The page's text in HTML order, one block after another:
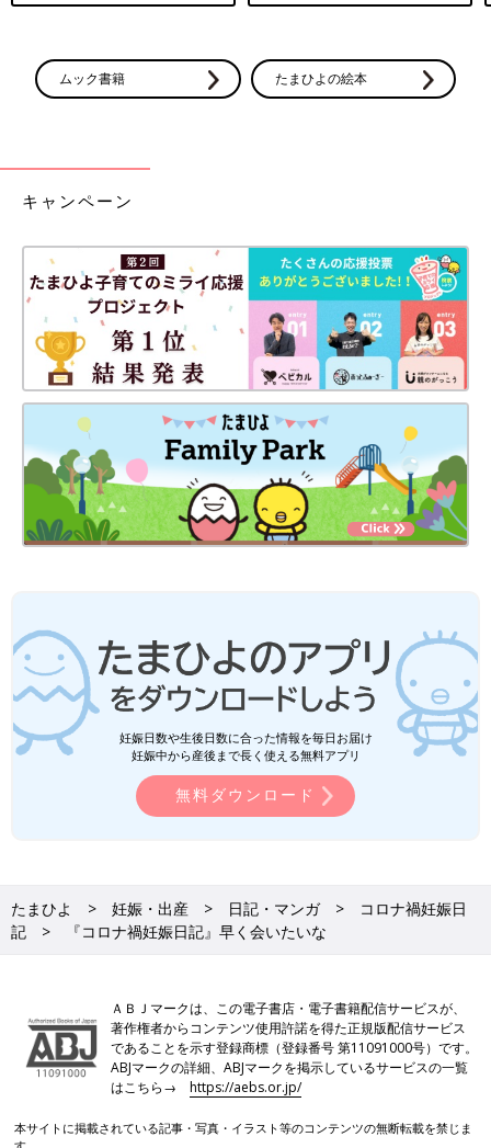
ムック書籍 たまひよの絵本
キャンペーン
妊娠日数や生後日数に合った情報を毎日お届け
妊娠中から産後まで長く使える無料アプリ
無料ダウンロード
たまひよ 妊娠・出産 日記・マンガ
コロナ禍妊娠日
記
『コロナ禍妊娠日記』早く会いたいな
ＡＢＪマークは、この電子書店・電子書籍配信サービスが、
著作権者からコンテンツ使用許諾を得た正規版配信サービス
であることを示す登録商標（登録番号 第11091000号）です。
ABJマークの詳細、ABJマークを掲示しているサービスの一覧
はこちら→https://aebs.or.jp/
本サイトに掲載されている記事・写真・イラスト等のコンテンツの無断転載を禁じま